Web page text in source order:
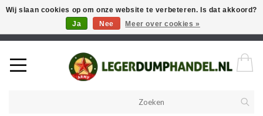
Welkom in onze webshop! Als u een product zoekt en deze niet kan
vinden in de webwinkel, neem vooral contact op!
Wij slaan cookies op om onze website te verbeteren. Is dat akkoord?
Ja
Nee Meer over cookies »